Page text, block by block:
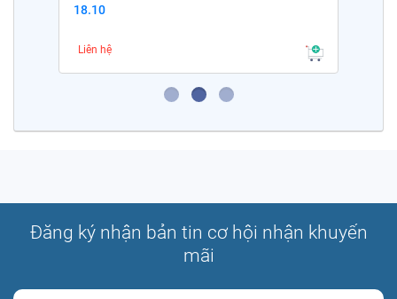
18.10
Liên hệ
Đăng ký nhận bản tin cơ hội nhận khuyến
mãi